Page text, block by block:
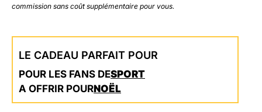
commission sans coût supplémentaire pour vous.
LE CADEAU PARFAIT POUR
POUR LES FANS DESPORT
A OFFRIR POURNOËL